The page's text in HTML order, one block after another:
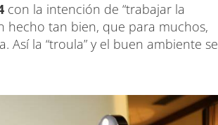
con la intención de “trabajar la
hecho tan bien, que para muchos,
Así la “troula” y el buen ambiente se